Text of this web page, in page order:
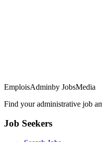
EmploisAdminby JobsMedia
Find your administrative job
Job Seekers